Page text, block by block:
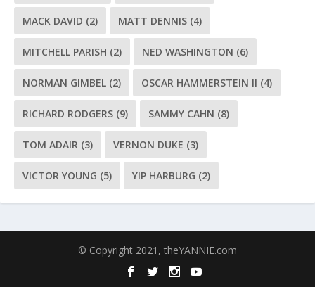
MACK DAVID (2) MATT DENNIS (4)
MITCHELL PARISH (2) NED WASHINGTON (6)
NORMAN GIMBEL (2) OSCAR HAMMERSTEIN II (4)
RICHARD RODGERS (9) SAMMY CAHN (8)
TOM ADAIR (3) VERNON DUKE (3)
VICTOR YOUNG (5) YIP HARBURG (2)
© Copyright 2021, theYANNIE.com